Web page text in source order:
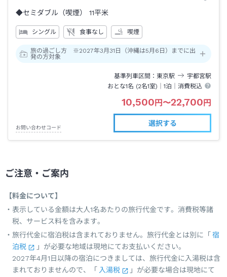
◆セミダブル（喫煙） 11平米
シングル 食事なし 喫煙
旅の過ごし方 ※2027年3月31日（沖縄は5月6日）までに出
発の方対象
基準列車区間 東京駅 宇都宮駅
おとな1名 (2名1室)｜1泊 ｜消費税込
10,500 円 〜22,700 円
お問い合わせコード
選択する
ご注意・ご案内
【料金について】
表示している金額は大人1名あたりの旅行代金です。消費税等諸
税、サービス料を含みます。
旅行代金に宿泊税は含まれておりません。旅行代金とは別に「 宿
泊税
」が必要な地域は現地にてお支払いください。
2027年4月1日以降の宿泊につきましては、旅行代金に入湯税は含
まれておりませんので、「 入湯税
」が必要な場合は現地にて